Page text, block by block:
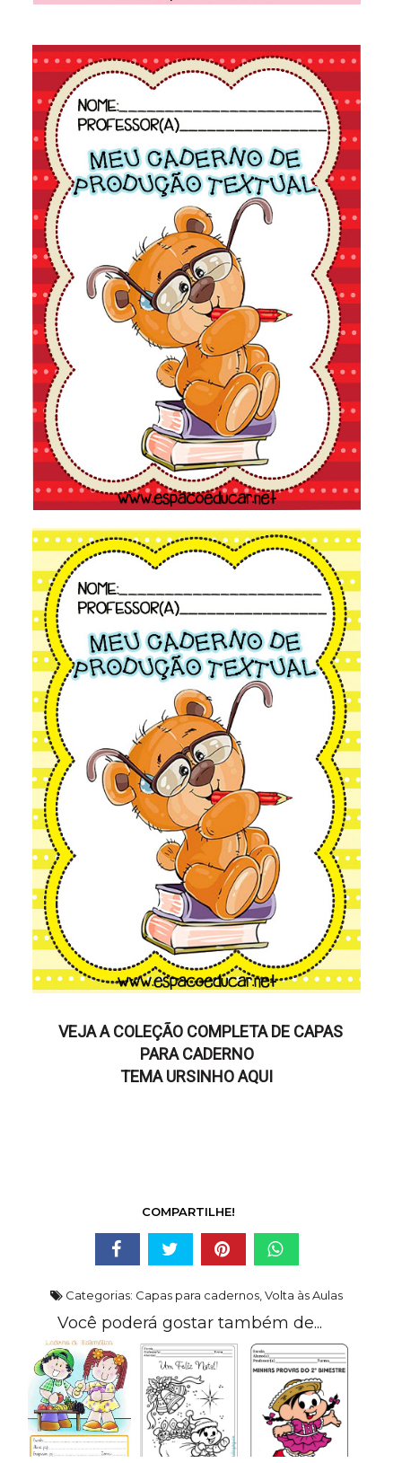
VEJA A COLEÇÃO COMPLETA DE CAPAS
PARA CADERNO
TEMA URSINHO AQUI
COMPARTILHE!
Categorias: Capas para cadernos,Volta às Aulas
Você poderá gostar também de...